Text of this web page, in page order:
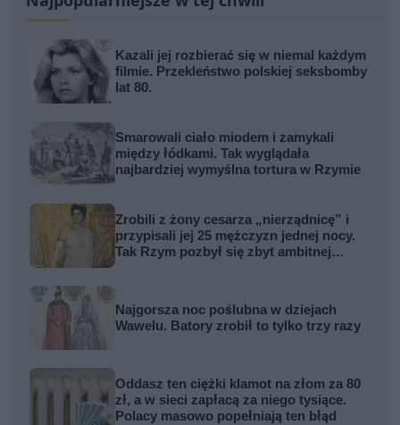
Kazali jej rozbierać się w niemal każdym
filmie. Przekleństwo polskiej seksbomby
lat 80.
Smarowali ciało miodem i zamykali
między łódkami. Tak wyglądała
najbardziej wymyślna tortura w Rzymie
Zrobili z żony cesarza „nierządnicę” i
przypisali jej 25 mężczyzn jednej nocy.
Tak Rzym pozbył się zbyt ambitnej
Najgorsza noc poślubna w dziejach
Wawelu. Batory zrobił to tylko trzy razy
Oddasz ten ciężki klamot na złom za 80
zł, a w sieci zapłacą za niego tysiące.
Polacy masowo popełniają ten błąd